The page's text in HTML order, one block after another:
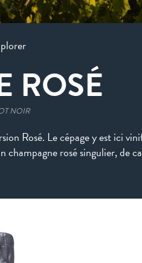
ROSÉ
NOIR
Rosé. Le cépage y est ici
champagne rosé singulier, de